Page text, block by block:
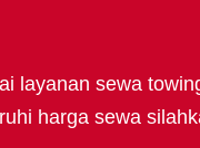
layanan sewa
harga sewa